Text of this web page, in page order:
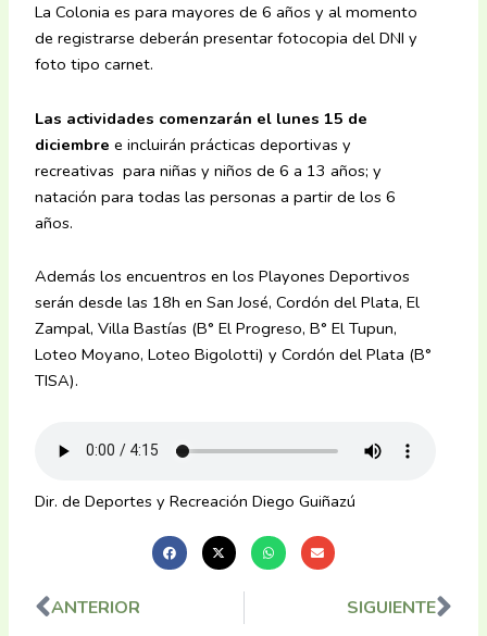
La Colonia es para mayores de 6 años y al momento
de registrarse deberán presentar fotocopia del DNI y
foto tipo carnet.
Las actividades comenzarán el lunes 15 de
diciembre e incluirán prácticas deportivas y
recreativas para niñas y niños de 6 a 13 años; y
natación para todas las personas a partir de los 6
años.
Además los encuentros en los Playones Deportivos
serán desde las 18h en San José, Cordón del Plata, El
Zampal, Villa Bastías (B° El Progreso, B° El Tupun,
Loteo Moyano, Loteo Bigolotti) y Cordón del Plata (B°
TISA).
Dir. de Deportes y Recreación Diego Guiñazú
Ant
ANTERIOR SIGUIENTE